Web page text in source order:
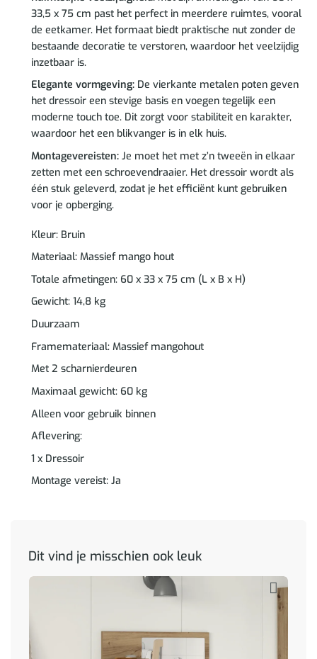
33,5 x 75 cm past het perfect in meerdere ruimtes, vooral
de eetkamer. Het formaat biedt praktische nut zonder de
bestaande decoratie te verstoren, waardoor het veelzijdig
inzetbaar is.
Elegante vormgeving:De vierkante metalen poten geven
het dressoir een stevige basis en voegen tegelijk een
moderne touch toe. Dit zorgt voor stabiliteit en karakter,
waardoor het een blikvanger is in elk huis.
Montagevereisten:Je moet het met z’n tweeën in elkaar
zetten met een schroevendraaier. Het dressoir wordt als
één stuk geleverd, zodat je het efficiënt kunt gebruiken
voor je opberging.
Kleur: Bruin
Materiaal: Massief mango hout
Totale afmetingen: 60 x 33 x 75 cm (L x B x H)
Gewicht: 14,8 kg
Duurzaam
Framemateriaal: Massief mangohout
Met 2 scharnierdeuren
Maximaal gewicht: 60 kg
Alleen voor gebruik binnen
Aflevering:
1 x Dressoir
Montage vereist: Ja
Dit vind je misschien ook leuk